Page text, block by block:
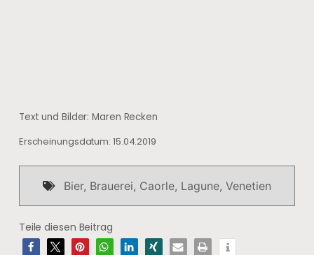
Text und Bilder: Maren Recken
Erscheinungsdatum: 15.04.2019
Bier, Brauerei, Caorle, Lagune, Venetien
Teile diesen Beitrag